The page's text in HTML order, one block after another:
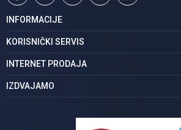
INFORMACIJE
O nama
Podaci o trgovcu
Karijera | postani deo tima
KORISNIČKI SERVIS
Uslovi korišćenja
Politika privatnosti
INTERNET PRODAJA
Kako kupiti
IZDVAJAMO
Pločice za kupatilo